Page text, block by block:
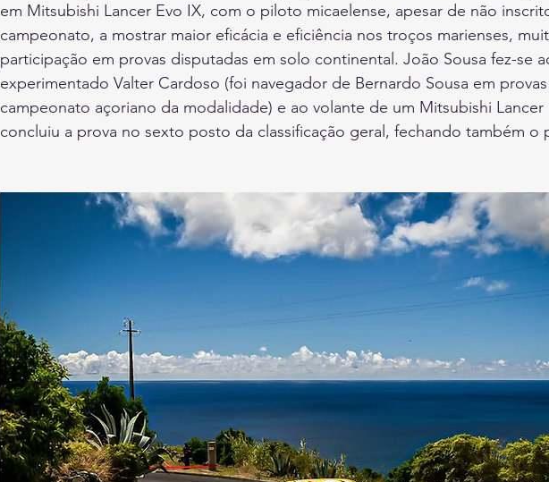
em Mitsubishi Lancer Evo IX, com o piloto micaelense, apesar de não
campeonato, a mostrar maior eficácia e eficiência nos troços marienses,
participação em provas disputadas em solo continental. João Sousa fez-se
experimentado Valter Cardoso (foi navegador de Bernardo Sousa em
campeonato açoriano da modalidade) e ao volante de um Mitsubishi
concluiu a prova no sexto posto da classificação geral, fechando também o